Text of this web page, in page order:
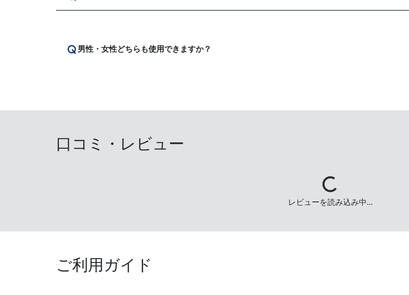
男性・女性どちらも使用できますか？
口コミ・レビュー
Loading...
レビューを読み込み中...
ご利用ガイド